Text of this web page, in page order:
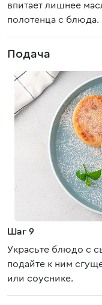
впитает лишнее
полотенца с блюда.
Подача
Шаг 9
Украсьте блюдо с
подайте к ним
или соуснике.